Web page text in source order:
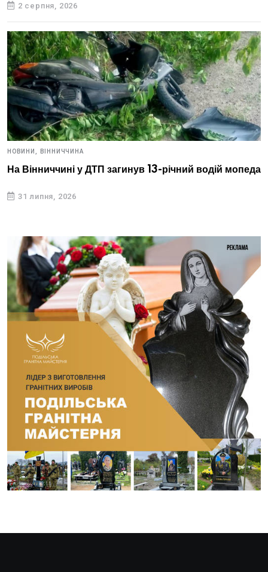
2 серпня, 2026
НОВИНИ, ВІННИЧЧИНА
На Вінниччині у ДТП загинув 13-річний водій мопеда
31 липня, 2026